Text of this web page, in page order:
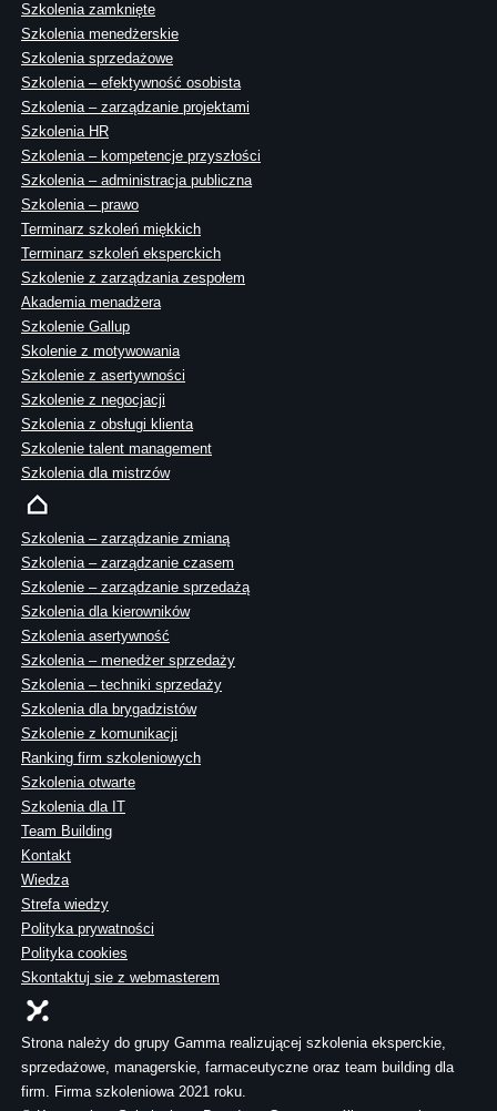
Szkolenia zamknięte
Szkolenia menedżerskie
Szkolenia sprzedażowe
Szkolenia – efektywność osobista
Szkolenia – zarządzanie projektami
Szkolenia HR
Szkolenia – kompetencje przyszłości
Szkolenia – administracja publiczna
Szkolenia – prawo
Terminarz szkoleń miękkich
Terminarz szkoleń eksperckich
Szkolenie z zarządzania zespołem
Akademia menadżera
Szkolenie Gallup
Skolenie z motywowania
Szkolenie z asertywności
Szkolenie z negocjacji
Szkolenia z obsługi klienta
Szkolenie talent management
Szkolenia dla mistrzów
Szkolenia – zarządzanie zmianą
Szkolenia – zarządzanie czasem
Szkolenie – zarządzanie sprzedażą
Szkolenia dla kierowników
Szkolenia asertywność
Szkolenia – menedżer sprzedaży
Szkolenia – techniki sprzedaży
Szkolenia dla brygadzistów
Szkolenie z komunikacji
Ranking firm szkoleniowych
Szkolenia otwarte
Szkolenia dla IT
Team Building
Kontakt
Wiedza
Strefa wiedzy
Polityka prywatności
Polityka cookies
Skontaktuj sie z webmasterem
Strona należy do grupy Gamma realizującej szkolenia eksperckie,
sprzedażowe, managerskie, farmaceutyczne oraz team building dla
firm. Firma szkoleniowa 2021 roku.